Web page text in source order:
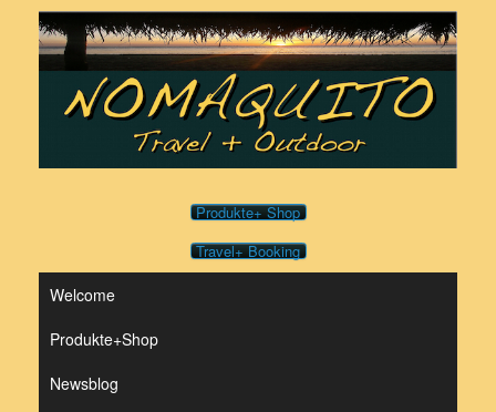
springen
Produkte+ Shop
Travel+ Booking
Welcome
Produkte+Shop
Newsblog